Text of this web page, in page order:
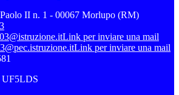
II n. 1 - 00067 Morlupo (RM)
Link per inviare una mail
Link per inviare una mail
UF5LDS